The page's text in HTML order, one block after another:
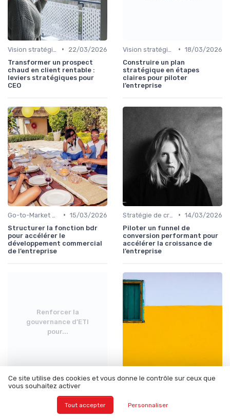
•
22/03/2026
Transformer un prospect
chaud en client rentable :
leviers stratégiques pour
CEO
• 18/03/2026
Construire un plan
stratégique en étapes
claires pour piloter
l’entreprise
• 15/03/2026
Structurer la fonction bdr
pour accélérer le
développement commercial
de l’entreprise
• 14/03/2026
Piloter un funnel de
conversion performant pour
accélérer la croissance de
l’entreprise
Renforcer la
gouvernance d’ETI
pour...
Vision stratégique & ambition long terme •
13/03/2026
croissance durable
Vision stratégique & ambition long terme •
07/03/2026
votre entreprise
Ce site utilise des cookies et vous donne le contrôle sur ceux que
vous souhaitez activer
Tout accepter Personnaliser